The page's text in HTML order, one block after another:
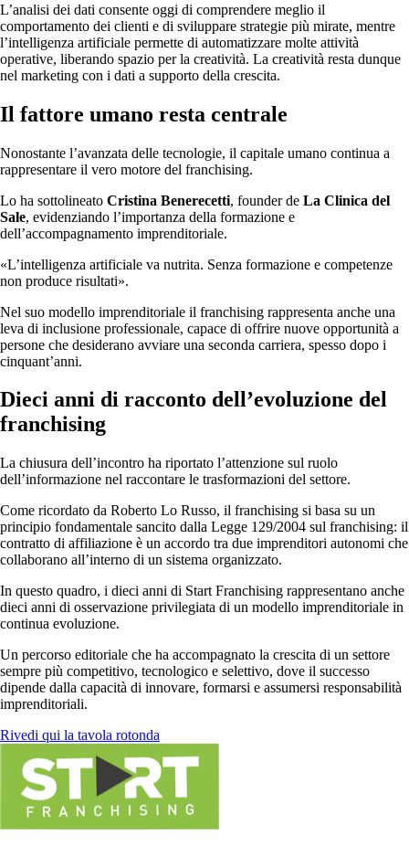
L’analisi dei dati consente oggi di comprendere meglio il
comportamento dei clienti e di sviluppare strategie più mirate, mentre
l’intelligenza artificiale permette di automatizzare molte attività
operative, liberando spazio per la creatività. La creatività resta dunque
nel marketing con i dati a supporto della crescita.
Il fattore umano resta centrale
Nonostante l’avanzata delle tecnologie, il capitale umano continua a
rappresentare il vero motore del franchising.
Lo ha sottolineato Cristina Benerecetti, founder de La Clinica del
Sale, evidenziando l’importanza della formazione e
dell’accompagnamento imprenditoriale.
«L’intelligenza artificiale va nutrita. Senza formazione e competenze
non produce risultati».
Nel suo modello imprenditoriale il franchising rappresenta anche una
leva di inclusione professionale, capace di offrire nuove opportunità a
persone che desiderano avviare una seconda carriera, spesso dopo i
cinquant’anni.
Dieci anni di racconto dell’evoluzione del
franchising
La chiusura dell’incontro ha riportato l’attenzione sul ruolo
dell’informazione nel raccontare le trasformazioni del settore.
Come ricordato da Roberto Lo Russo, il franchising si basa su un
principio fondamentale sancito dalla Legge 129/2004 sul franchising: il
contratto di affiliazione è un accordo tra due imprenditori autonomi che
collaborano all’interno di un sistema organizzato.
In questo quadro, i dieci anni di Start Franchising rappresentano anche
dieci anni di osservazione privilegiata di un modello imprenditoriale in
continua evoluzione.
Un percorso editoriale che ha accompagnato la crescita di un settore
sempre più competitivo, tecnologico e selettivo, dove il successo
dipende dalla capacità di innovare, formarsi e assumersi responsabilità
imprenditoriali.
Rivedi qui la tavola rotonda